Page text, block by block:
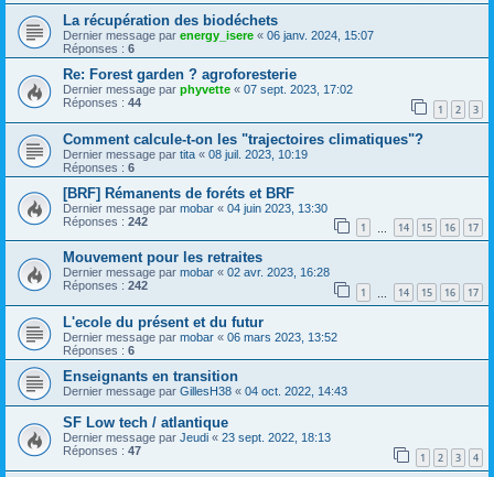
La récupération des biodéchets
Dernier message par energy_isere « 06 janv. 2024, 15:07
Réponses : 6
Re: Forest garden ? agroforesterie
Dernier message par phyvette « 07 sept. 2023, 17:02
Réponses : 44 1 2 3
Comment calcule-t-on les "trajectoires climatiques"?
Dernier message par tita « 08 juil. 2023, 10:19
Réponses : 6
[BRF] Rémanents de foréts et BRF
Dernier message par mobar « 04 juin 2023, 13:30
Réponses : 242 1 14 15 16 17
Mouvement pour les retraites
Dernier message par mobar « 02 avr. 2023, 16:28
Réponses : 242 1 14 15 16 17
L'ecole du présent et du futur
Dernier message par mobar « 06 mars 2023, 13:52
Réponses : 6
Enseignants en transition
Dernier message par GillesH38 « 04 oct. 2022, 14:43
SF Low tech / atlantique
Dernier message par Jeudi « 23 sept. 2022, 18:13
Réponses : 47 1 2 3 4